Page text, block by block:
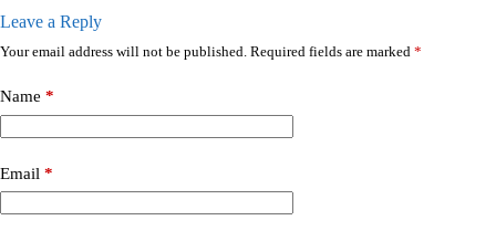
Leave a Reply
Your email address will not be published. Required fields are marked *
Name *
Email *